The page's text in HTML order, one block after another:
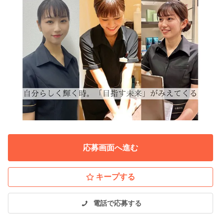
応募画面へ進む
キープする
電話で応募する